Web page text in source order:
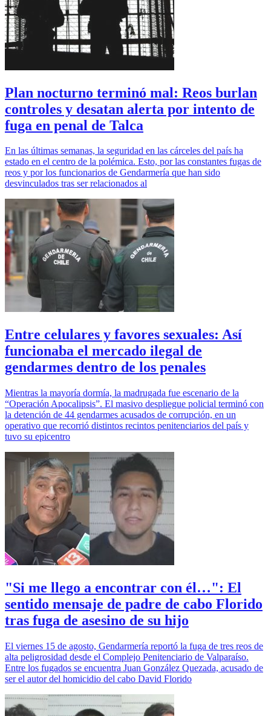
Plan nocturno terminó mal: Reos burlan
controles y desatan alerta por intento de
fuga en penal de Talca
En las últimas semanas, la seguridad en las cárceles del país ha
estado en el centro de la polémica. Esto, por las constantes fugas de
reos y por los funcionarios de Gendarmería que han sido
desvinculados tras ser relacionados al
Entre celulares y favores sexuales: Así
funcionaba el mercado ilegal de
gendarmes dentro de los penales
Mientras la mayoría dormía, la madrugada fue escenario de la
“Operación Apocalipsis”. El masivo despliegue policial terminó con
la detención de 44 gendarmes acusados de corrupción, en un
operativo que recorrió distintos recintos penitenciarios del país y
tuvo su epicentro
"Si me llego a encontrar con él…": El
sentido mensaje de padre de cabo Florido
tras fuga de asesino de su hijo
El viernes 15 de agosto, Gendarmería reportó la fuga de tres reos de
alta peligrosidad desde el Complejo Penitenciario de Valparaíso.
Entre los fugados se encuentra Juan González Quezada, acusado de
ser el autor del homicidio del cabo David Florido